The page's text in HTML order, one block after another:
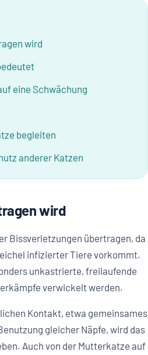
wird
eine Schwächung
begleiten
anderer Katzen
wird
Bissverletzungen übertragen, da
infizierter Tiere vorkommt.
unkastrierte, freilaufende
verwickelt werden.
Kontakt, etwa gemeinsames
gleicher Näpfe, wird das
Auch von der Mutterkatze auf